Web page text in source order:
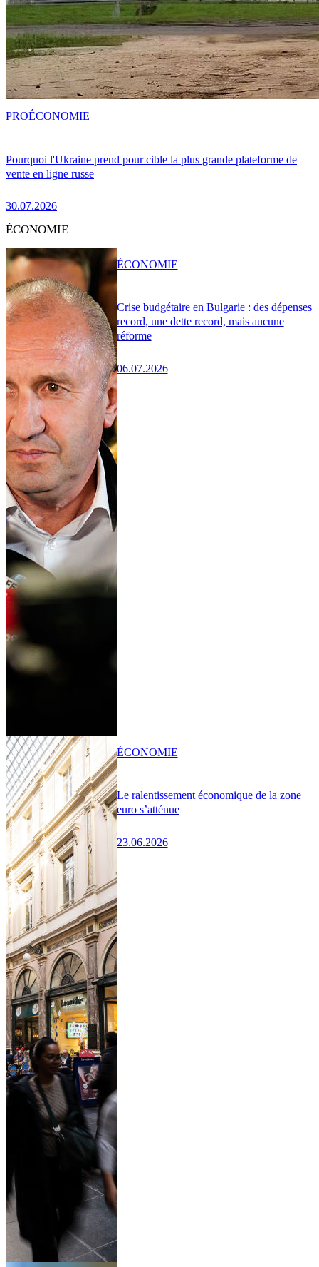
Pourquoi l'Ukraine prend pour cible la plus grande plateforme de
vente en ligne russe
30.07.2026
PROÉCONOMIE
ÉCONOMIE
Crise budgétaire en Bulgarie : des dépenses
record, une dette record, mais aucune
réforme
06.07.2026
ÉCONOMIE
Le ralentissement économique de la zone
euro s’atténue
23.06.2026
ÉCONOMIE